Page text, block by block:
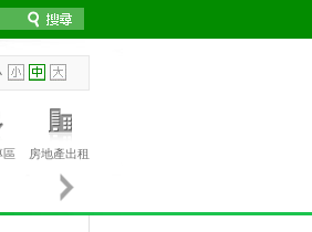
區 房地產出租